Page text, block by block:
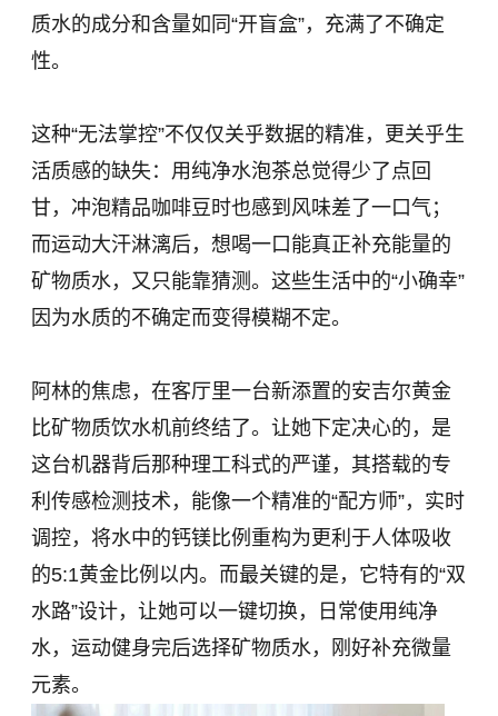
质水的成分和含量如同“开盲盒”，充满了不确定
性。
这种“无法掌控”不仅仅关乎数据的精准，更关乎生
活质感的缺失：用纯净水泡茶总觉得少了点回
甘，冲泡精品咖啡豆时也感到风味差了一口气；
而运动大汗淋漓后，想喝一口能真正补充能量的
矿物质水，又只能靠猜测。这些生活中的“小确幸”
因为水质的不确定而变得模糊不定。
阿林的焦虑，在客厅里一台新添置的安吉尔黄金
比矿物质饮水机前终结了。让她下定决心的，是
这台机器背后那种理工科式的严谨，其搭载的专
利传感检测技术，能像一个精准的“配方师”，实时
调控，将水中的钙镁比例重构为更利于人体吸收
的5:1黄金比例以内。而最关键的是，它特有的“双
水路”设计，让她可以一键切换，日常使用纯净
水，运动健身完后选择矿物质水，刚好补充微量
元素。